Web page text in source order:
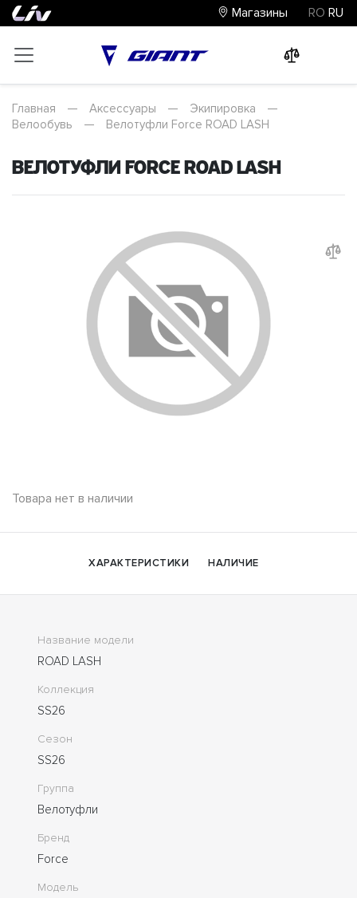
Магазины RO RU
Главная — Аксессуары — Экипировка
—
Велообувь
— Велотуфли Force ROAD LASH
Велотуфли Force ROAD LASH
Товара нет в наличии
ХАРАКТЕРИСТИКИ НАЛИЧИЕ
Название модели
ROAD LASH
Коллекция
SS26
Сезон
SS26
Группа
Велотуфли
Бренд
Force
Модель